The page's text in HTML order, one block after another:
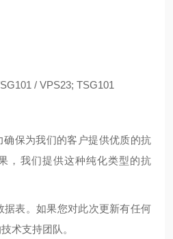
/ VPS23; TSG101
保为我们的客户提供优质的抗
，我们提供这种纯化类型的抗
表。如果您对此次更新有任何
术支持团队。